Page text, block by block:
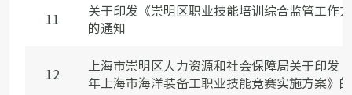
11
关于印发《崇明区职业技能培训综合监管工作
的通知
12
上海市崇明区人力资源和社会保障局关于印发
年上海市海洋装备工职业技能竞赛实施方案》